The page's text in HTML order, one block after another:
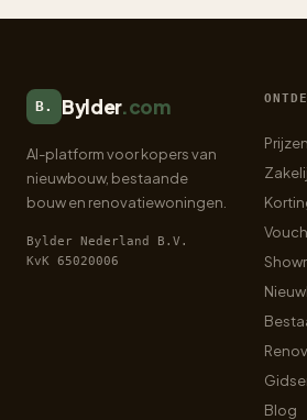
B. Bylder.com
AI-platform voor kopers van
nieuwbouw, bestaande
bouw en renovatiewoningen.
Bylder Nederland B.V.
KvK 65020006
Prijzen
Blog